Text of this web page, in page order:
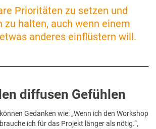
Prioritäten zu setzen und
zu halten, auch wenn einem
anderes einflüstern will.
diffusen Gefühlen
Gedanken wie: „Wenn ich den Workshop
ich für das Projekt länger als nötig.“,